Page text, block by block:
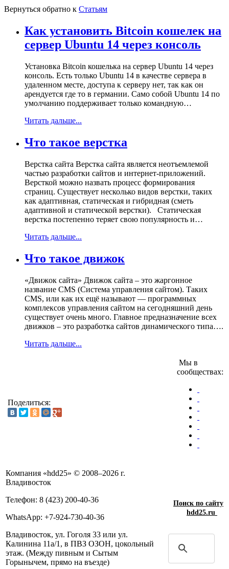
Вернуться обратно к Статьям
Как установить Bitcoin кошелек на
сервер Ubuntu 14 через консоль
Установка Bitcoin кошелька на сервер Ubuntu 14 через
консоль. Есть только Ubuntu 14 в качестве сервера в
удаленном месте, доступа к серверу нет, так как он
арендуется где то в германии. Само собой Ubuntu 14 по
умолчанию поддерживает только командную…
Читать дальше...
Что такое верстка
Верстка сайта Верстка сайта является неотъемлемой
частью разработки сайтов и интернет-приложений.
Версткой можно назвать процесс формирования
страниц. Существует несколько видов верстки, таких
как адаптивная, статическая и гибридная (сметь
адаптивной и статической верстки). Статическая
верстка постепенно теряет свою популярность и…
Читать дальше...
Что такое движок
«Движок сайта» Движок сайта – это жаргонное
название CMS (Система управления сайтом). Таких
CMS, или как их ещё называют — программных
комплексов управления сайтом на сегодняшний день
существует очень много. Главное предназначение всех
движков – это разработка сайтов динамического типа….
Читать дальше...
Поделиться:
Мы в
сообществах:
Компания «hdd25» © 2008–2026 г.
Владивосток
Телефон: 8 (423) 200-40-36
WhatsApp: +7-924-730-40-36
Владивосток, ул. Гоголя 33 или ул.
Калинина 11а/1, в ПВЗ ОЗОН, цокольный
этаж. (Между пивным и Сытым
Горынычем, прямо на въезде)
Поиск по сайту
hdd25.ru